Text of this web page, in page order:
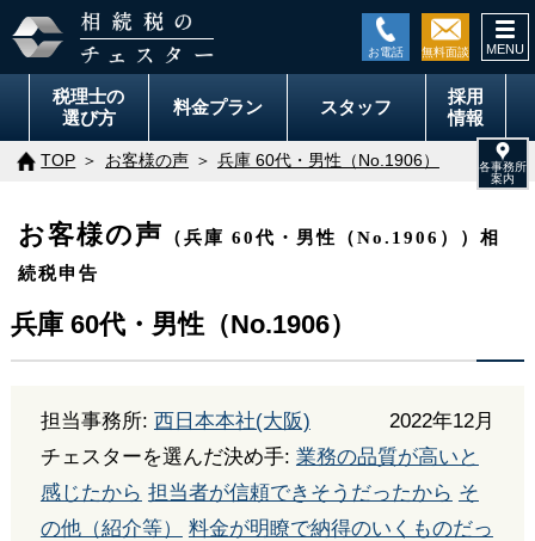
税理士の
選び方
料金プラン スタッフ
採用
情報
TOP お客様の声 兵庫 60代・男性（No.1906）
お客様の声
（兵庫 60代・男性（No.1906））相
続税申告
兵庫 60代・男性（No.1906）
担当事務所: 西日本本社(大阪)
2022年12月
チェスターを選んだ決め手: 業務の品質が高いと
感じたから 担当者が信頼できそうだったから そ
の他（紹介等）
料金が明瞭で納得のいくものだっ